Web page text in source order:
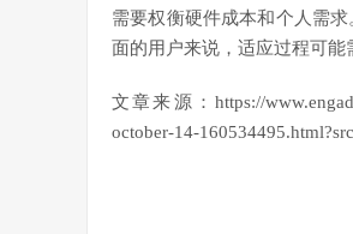
需要权衡硬件成本和个人需
面的用户来说，适应过程可能
文章来源：https://
october-14-